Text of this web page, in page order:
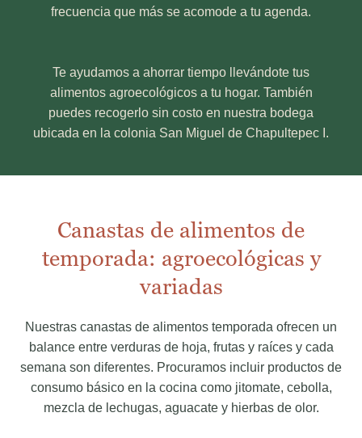
frecuencia que más se acomode a tu agenda.
Te ayudamos a ahorrar tiempo llevándote tus
alimentos agroecológicos a tu hogar. También
puedes recogerlo sin costo en nuestra bodega
ubicada en la colonia San Miguel de Chapultepec I.
Canastas de alimentos de
temporada: agroecológicas y
variadas
Nuestras canastas de alimentos temporada ofrecen un
balance entre verduras de hoja, frutas y raíces y cada
semana son diferentes. Procuramos incluir productos de
consumo básico en la cocina como jitomate, cebolla,
mezcla de lechugas, aguacate y hierbas de olor.